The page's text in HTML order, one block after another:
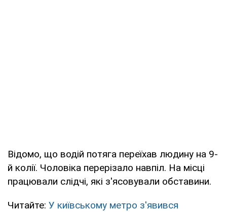
Відомо, що водій потяга переїхав людину на 9-
й колії. Чоловіка перерізало навпіл. На місці
працювали слідчі, які з'ясовували обставини.
Читайте: У київському метро з'явився